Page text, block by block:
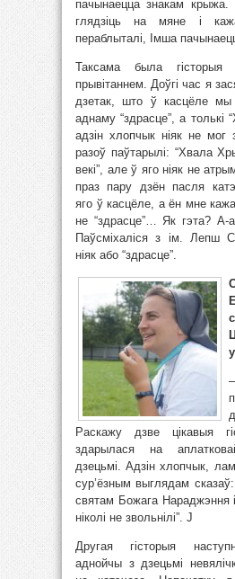
пачынаецца знакам крыжа.
глядзіць на мяне і
пераблыталі, Імша
Таксама была гісторыя
прывітаннем. Доўгі час я
дзетак, што ў касцёле
аднаму “здрасце”, а толькі
адзін хлопчык ніяк не мог
разоў паўтарылі: “Хвала
векі”, але ў яго ніяк не
праз пару дзён пасля
яго ў касцёле, а ён мне
не “здрасце”… Як гэта? А-
Паўсміхаліся з ім. Лепш
ніяк або “здрасце”.
Раскажу дзве цікавыя
здарылася на
дзецьмі. Адзін хлопчык,
сур’ёзным выглядам
святам Божага Нараджэння
ніколі не звольнілі”. J
Другая гісторыя
аднойчы з дзецьмі